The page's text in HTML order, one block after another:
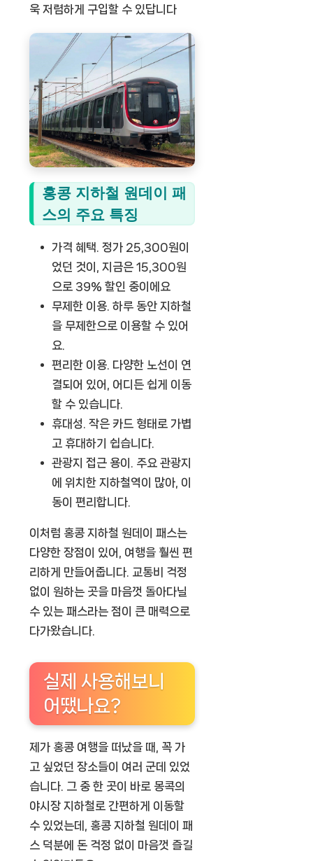
욱 저렴하게 구입할 수 있답니다
홍콩 지하철 원데이 패
스의 주요 특징
가격 혜택. 정가 25,300원이
었던 것이, 지금은 15,300원
으로 39% 할인 중이에요
무제한 이용. 하루 동안 지하철
을 무제한으로 이용할 수 있어
요.
편리한 이용. 다양한 노선이 연
결되어 있어, 어디든 쉽게 이동
할 수 있습니다.
휴대성. 작은 카드 형태로 가볍
고 휴대하기 쉽습니다.
관광지 접근 용이.
주요 관광지
에 위치한 지하철역이 많아, 이
동이 편리합니다.
이처럼 홍콩 지하철 원데이 패스는
다양한 장점이 있어, 여행을 훨씬 편
리하게 만들어줍니다. 교통비 걱정
없이 원하는 곳을 마음껏 돌아다닐
수 있는 패스라는 점이 큰 매력으로
다가왔습니다.
실제 사용해보니
어땠나요?
제가 홍콩 여행을 떠났을 때, 꼭 가
고 싶었던 장소들이 여러 군데 있었
습니다. 그 중 한 곳이 바로 몽콕의
야시장 지하철로 간편하게 이동할
수 있었는데, 홍콩 지하철 원데이 패
스 덕분에 돈 걱정 없이 마음껏 즐길